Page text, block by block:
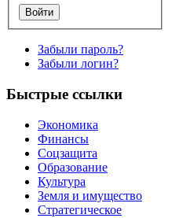
Забыли пароль?
Забыли логин?
Быстрые ссылки
Экономика
Финансы
Соцзащита
Образование
Культура
Земля и имущество
Стратегическое